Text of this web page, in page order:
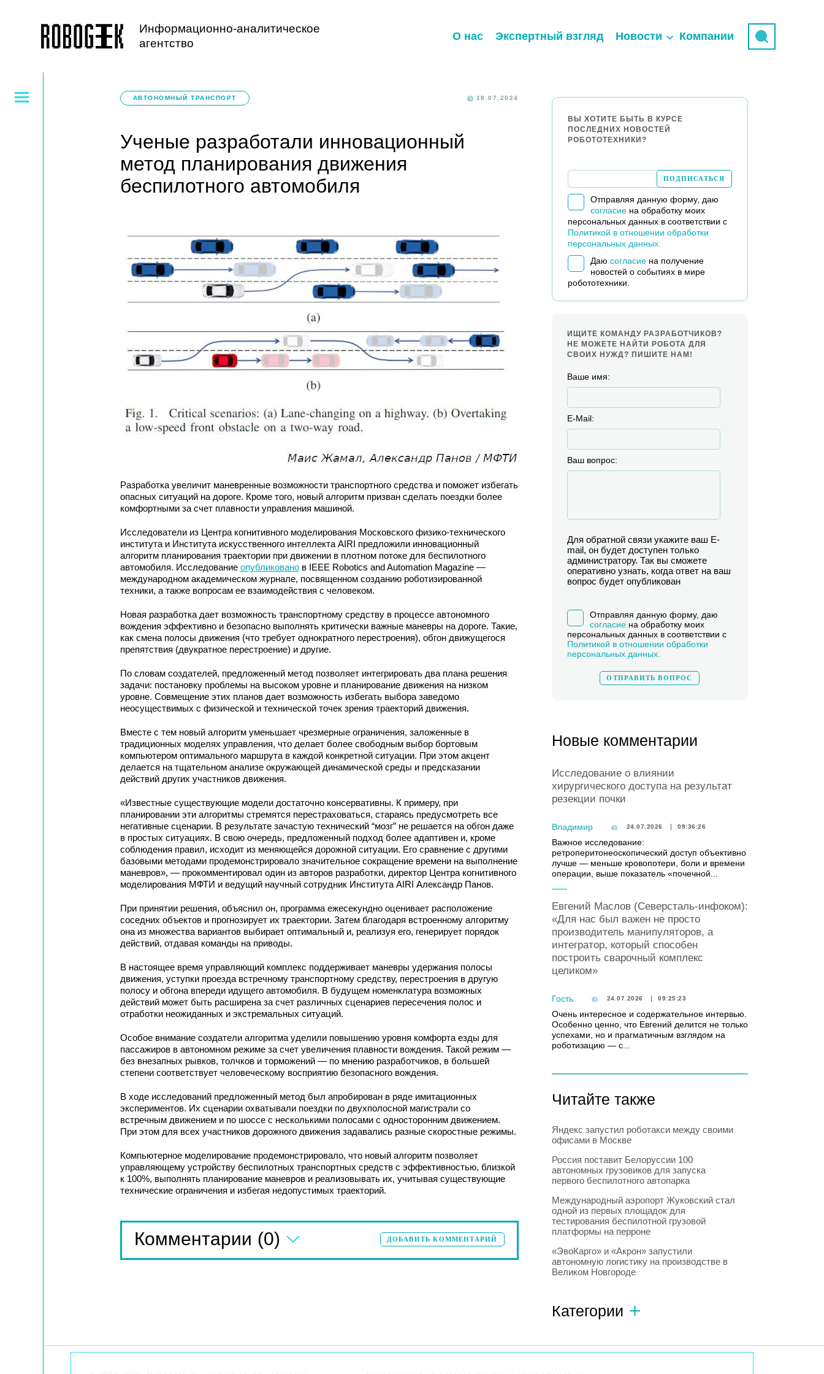
Информационно-аналитическое
агентство
О нас Экспертный взгляд Новости Компании
АВТОНОМНЫЙ ТРАНСПОРТ 18.07.2024
Ученые разработали инновационный
метод планирования движения
беспилотного автомобиля
Разработка увеличит маневренные возможности транспортного средства и поможет избегать
опасных ситуаций на дороге. Кроме того, новый алгоритм призван сделать поездки более
комфортными за счет плавности управления машиной.
Исследователи из Центра когнитивного моделирования Московского физико-технического
института и Института искусственного интеллекта AIRI предложили инновационный
алгоритм планирования траектории при движении в плотном потоке для беспилотного
автомобиля. Исследование опубликованов IEEE Robotics and Automation Magazine —
международном академическом журнале, посвященном созданию роботизированной
техники, а также вопросам ее взаимодействия с человеком.
Новая разработка дает возможность транспортному средству в процессе автономного
вождения эффективно и безопасно выполнять критически важные маневры на дороге. Такие,
как смена полосы движения (что требует однократного перестроения), обгон движущегося
препятствия (двукратное перестроение) и другие.
По словам создателей, предложенный метод позволяет интегрировать два плана решения
задачи: постановку проблемы на высоком уровне и планирование движения на низком
уровне. Совмещение этих планов дает возможность избегать выбора заведомо
неосуществимых с физической и технической точек зрения траекторий движения.
Вместе с тем новый алгоритм уменьшает чрезмерные ограничения, заложенные в
традиционных моделях управления, что делает более свободным выбор бортовым
компьютером оптимального маршрута в каждой конкретной ситуации. При этом акцент
делается на тщательном анализе окружающей динамической среды и предсказании
действий других участников движения.
«Известные существующие модели достаточно консервативны. К примеру, при
планировании эти алгоритмы стремятся перестраховаться, стараясь предусмотреть все
негативные сценарии. В результате зачастую технический “мозг” не решается на обгон даже
в простых ситуациях. В свою очередь, предложенный подход более адаптивен и, кроме
соблюдения правил, исходит из меняющейся дорожной ситуации. Его сравнение с другими
базовыми методами продемонстрировало значительное сокращение времени на выполнение
маневров», — прокомментировал один из авторов разработки, директор Центра когнитивного
моделирования МФТИ и ведущий научный сотрудник Института AIRI Александр Панов.
При принятии решения, объяснил он, программа ежесекундно оценивает расположение
соседних объектов и прогнозирует их траектории. Затем благодаря встроенному алгоритму
она из множества вариантов выбирает оптимальный и, реализуя его, генерирует порядок
действий, отдавая команды на приводы.
В настоящее время управляющий комплекс поддерживает маневры удержания полосы
движения, уступки проезда встречному транспортному средству, перестроения в другую
полосу и обгона впереди идущего автомобиля. В будущем номенклатура возможных
действий может быть расширена за счет различных сценариев пересечения полос и
отработки неожиданных и экстремальных ситуаций.
Особое внимание создатели алгоритма уделили повышению уровня комфорта езды для
пассажиров в автономном режиме за счет увеличения плавности вождения. Такой режим —
без внезапных рывков, толчков и торможений — по мнению разработчиков, в большей
степени соответствует человеческому восприятию безопасного вождения.
В ходе исследований предложенный метод был апробирован в ряде имитационных
экспериментов. Их сценарии охватывали поездки по двухполосной магистрали со
встречным движением и по шоссе с несколькими полосами с односторонним движением.
При этом для всех участников дорожного движения задавались разные скоростные режимы.
Компьютерное моделирование продемонстрировало, что новый алгоритм позволяет
управляющему устройству беспилотных транспортных средств с эффективностью, близкой
к 100%, выполнять планирование маневров и реализовывать их, учитывая существующие
технические ограничения и избегая недопустимых траекторий.
Комментарии (0) ДОБАВИТЬ КОММЕНТАРИЙ
ВЫ ХОТИТЕ БЫТЬ В КУРСЕ
ПОСЛЕДНИХ НОВОСТЕЙ
РОБОТОТЕХНИКИ?
Отправляя данную форму, даю
согласиена обработку моих
персональных данных в соответствии с
Политикой в отношении обработки
персональных данных.
Даю согласиена получение
новостей о событиях в мире
робототехники.
ИЩИТЕ КОМАНДУ РАЗРАБОТЧИКОВ?
НЕ МОЖЕТЕ НАЙТИ РОБОТА ДЛЯ
СВОИХ НУЖД? ПИШИТЕ НАМ!
Ваше имя:
E-Mail:
Ваш вопрос:
Для обратной связи укажите ваш E-
mail, он будет доступен только
администратору. Так вы сможете
оперативно узнать, когда ответ на ваш
вопрос будет опубликован
Отправляя данную форму, даю
согласиена обработку моих
персональных данных в соответствии с
Политикой в отношении обработки
персональных данных.
Новые комментарии
Исследование о влиянии
хирургического доступа на результат
резекции почки
Владимир 24.07.2026 09:36:26
Важное исследование:
ретроперитонеоскопический доступ объективно
лучше — меньше кровопотери, боли и времени
операции, выше показатель «почечной...
Евгений Маслов (Северсталь-инфоком):
«Для нас был важен не просто
производитель манипуляторов, а
интегратор, который способен
построить сварочный комплекс
целиком»
Гость 24.07.2026 09:25:23
Очень интересное и содержательное интервью.
Особенно ценно, что Евгений делится не только
успехами, но и прагматичным взглядом на
роботизацию — с...
Читайте также
Яндекс запустил роботакси между своими
офисами в Москве
Россия поставит Белоруссии 100
автономных грузовиков для запуска
первого беспилотного автопарка
Международный аэропорт Жуковский стал
одной из первых площадок для
тестирования беспилотной грузовой
платформы на перроне
«ЭвоКарго» и «Акрон» запустили
автономную логистику на производстве в
Великом Новгороде
Категории